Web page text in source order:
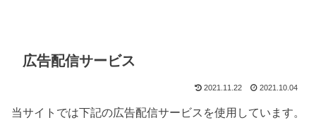
広告配信サービス
2021.11.22 2021.10.04
当サイトでは下記の広告配信サービスを使用しています。